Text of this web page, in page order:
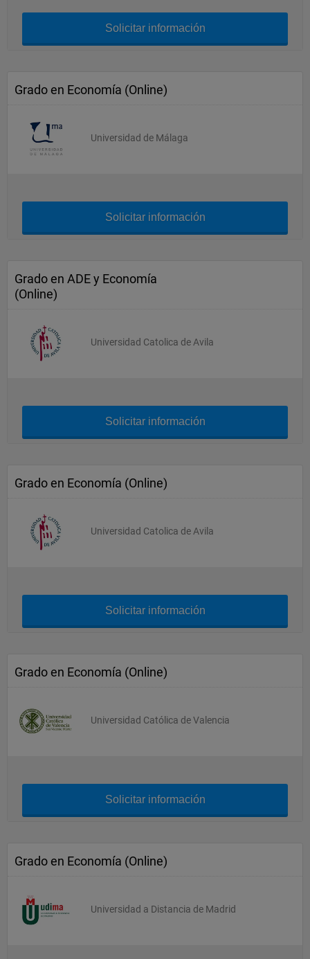
Solicitar información
Grado en Economía (Online)
Universidad de Málaga
Solicitar información
Grado en ADE y Economía
(Online)
Universidad Catolica de Avila
Solicitar información
Grado en Economía (Online)
Universidad Catolica de Avila
Solicitar información
Grado en Economía (Online)
Universidad Católica de Valencia
Solicitar información
Grado en Economía (Online)
Universidad a Distancia de Madrid